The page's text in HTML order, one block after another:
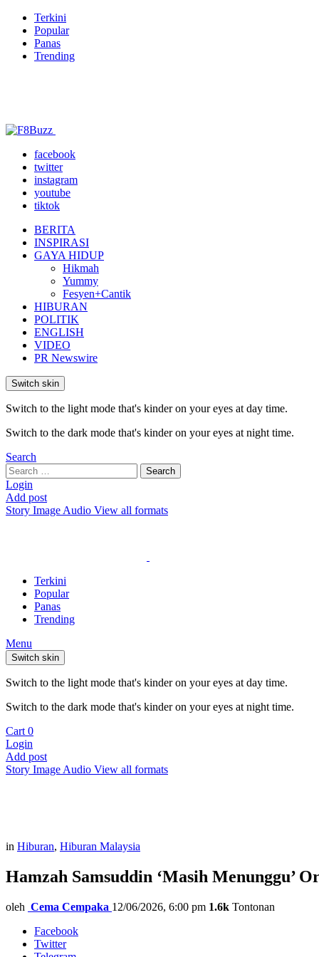
Terkini
Popular
Panas
Trending
facebook
twitter
instagram
youtube
tiktok
BERITA
INSPIRASI
GAYA HIDUP
Hikmah
Yummy
Fesyen+Cantik
HIBURAN
POLITIK
ENGLISH
VIDEO
PR Newswire
Switch skin
Switch to the light mode that's kinder on your eyes at day time.
Switch to the dark mode that's kinder on your eyes at night time.
Search
Search
for:
Search
Login
Add post
Story Image Audio View all formats
Terkini
Popular
Panas
Trending
Menu
Switch skin
Switch to the light mode that's kinder on your eyes at day time.
Switch to the dark mode that's kinder on your eyes at night time.
Cart 0
Login
Add post
Story Image Audio View all formats
in Hiburan, Hiburan Malaysia
Hamzah Samsuddin ‘Masih Menunggu’
oleh Cema Cempaka 12/06/2026, 6:00 pm 1.6k Tontonan
Facebook
Twitter